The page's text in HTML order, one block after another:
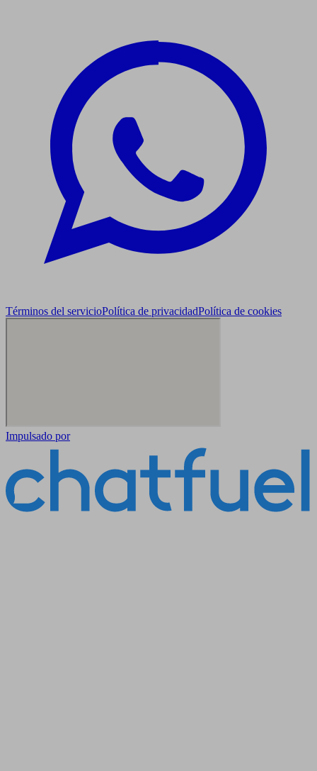
Términos del servicioPolítica de privacidadPolítica de cookies
Impulsado por